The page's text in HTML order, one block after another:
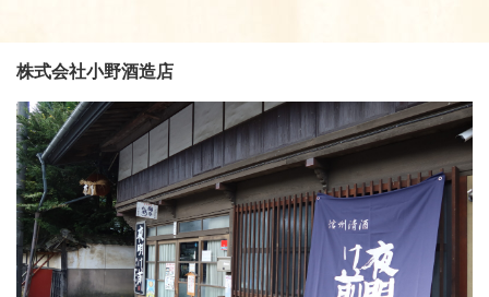
株式会社小野酒造店